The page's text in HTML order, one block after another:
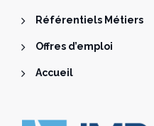
Référentiels Métiers
Offres d’emploi
Accueil